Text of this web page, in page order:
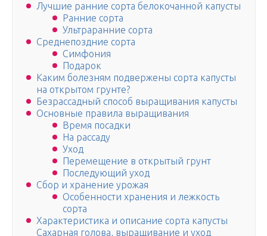
Лучшие ранние сорта белокочанной капусты
Ранние сорта
Ультраранние сорта
Среднепоздние сорта
Симфония
Подарок
Каким болезням подвержены сорта капусты
на открытом грунте?
Безрассадный способ выращивания капусты
Основные правила выращивания
Время посадки
На рассаду
Уход
Перемещение в открытый грунт
Последующий уход
Сбор и хранение урожая
Особенности хранения и лежкость
сорта
Характеристика и описание сорта капусты
Сахарная голова, выращивание и уход